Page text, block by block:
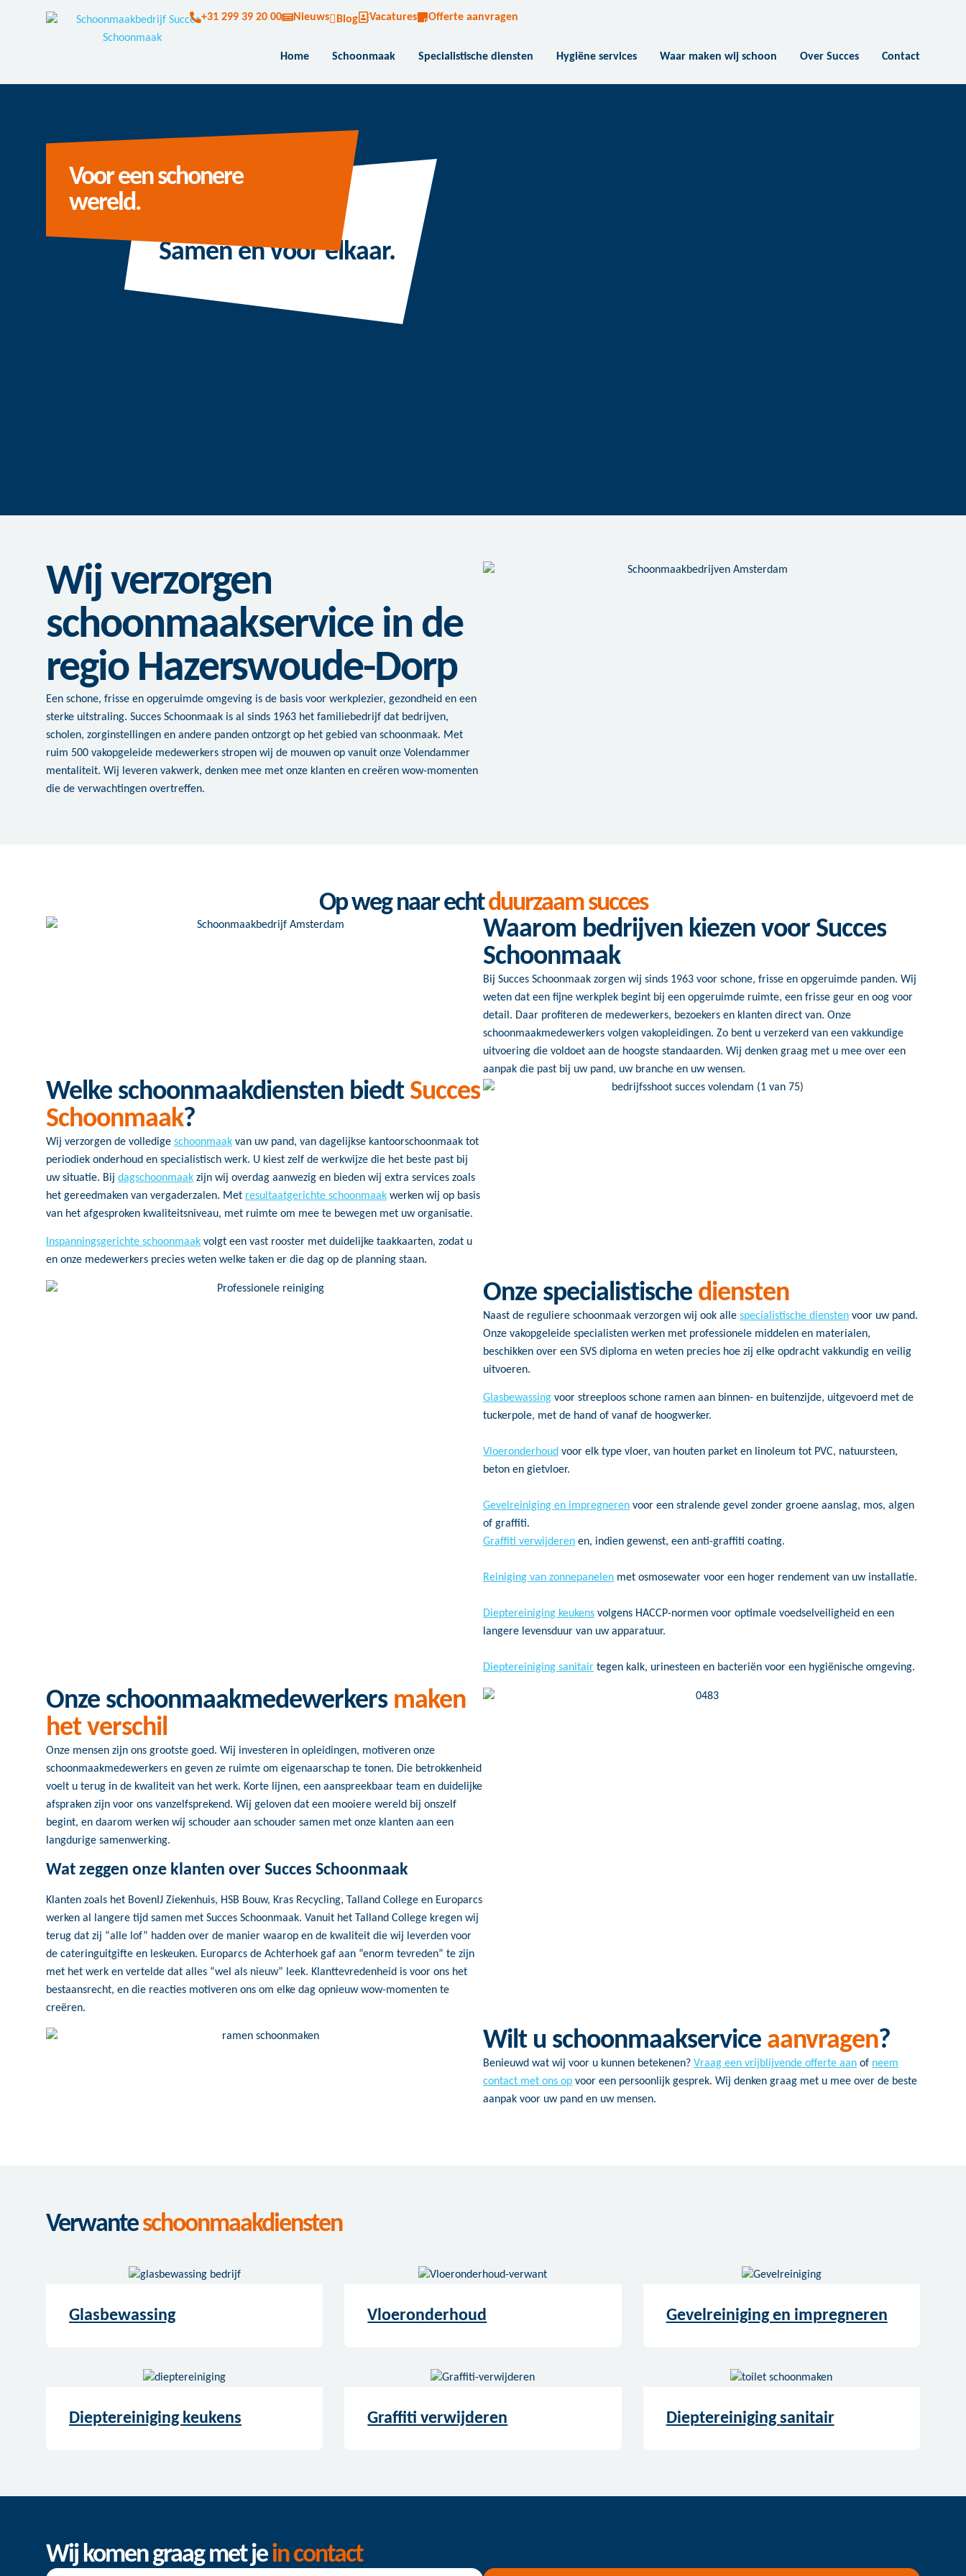
+31 299 39 20 00 Nieuws Blog Vacatures Offerte aanvragen
Home Schoonmaak Specialistische diensten Hygiëne services Waar maken wij schoon Over Succes Contact
Voor een schonere
wereld.
Samen en voor elkaar.
Wij verzorgen
schoonmaakservice in de
regio Hazerswoude-Dorp
Een schone, frisse en opgeruimde omgeving is de basis voor werkplezier, gezondheid en een
sterke uitstraling. Succes Schoonmaak is al sinds 1963 het familiebedrijf dat bedrijven,
scholen, zorginstellingen en andere panden ontzorgt op het gebied van schoonmaak. Met
ruim 500 vakopgeleide medewerkers stropen wij de mouwen op vanuit onze Volendammer
mentaliteit. Wij leveren vakwerk, denken mee met onze klanten en creëren wow-momenten
die de verwachtingen overtreffen.
Op weg naar echtduurzaam succes
Waarom bedrijven kiezen voor Succes
Schoonmaak
Bij Succes Schoonmaak zorgen wij sinds 1963 voor schone, frisse en opgeruimde panden. Wij
weten dat een fijne werkplek begint bij een opgeruimde ruimte, een frisse geur en oog voor
detail. Daar profiteren de medewerkers, bezoekers en klanten direct van. Onze
schoonmaakmedewerkers volgen vakopleidingen. Zo bent u verzekerd van een vakkundige
uitvoering die voldoet aan de hoogste standaarden. Wij denken graag met u mee over een
aanpak die past bij uw pand, uw branche en uw wensen.
Welke schoonmaakdiensten biedt Succes
Schoonmaak?
Wij verzorgen de volledige schoonmaak van uw pand, van dagelijkse kantoorschoonmaak tot
periodiek onderhoud en specialistisch werk. U kiest zelf de werkwijze die het beste past bij
uw situatie. Bij dagschoonmaak zijn wij overdag aanwezig en bieden wij extra services zoals
het gereedmaken van vergaderzalen. Met resultaatgerichte schoonmaak werken wij op basis
van het afgesproken kwaliteitsniveau, met ruimte om mee te bewegen met uw organisatie.
Inspanningsgerichte schoonmaak volgt een vast rooster met duidelijke taakkaarten, zodat u
en onze medewerkers precies weten welke taken er die dag op de planning staan.
Onze specialistische diensten
Naast de reguliere schoonmaak verzorgen wij ook alle specialistische diensten voor uw pand.
Onze vakopgeleide specialisten werken met professionele middelen en materialen,
beschikken over een SVS diploma en weten precies hoe zij elke opdracht vakkundig en veilig
uitvoeren.
Glasbewassing voor streeploos schone ramen aan binnen- en buitenzijde, uitgevoerd met de
tuckerpole, met de hand of vanaf de hoogwerker.
Vloeronderhoud voor elk type vloer, van houten parket en linoleum tot PVC, natuursteen,
beton en gietvloer.
Gevelreiniging en impregneren voor een stralende gevel zonder groene aanslag, mos, algen
of graffiti.
Graffiti verwijderen en, indien gewenst, een anti-graffiti coating.
Reiniging van zonnepanelen met osmosewater voor een hoger rendement van uw installatie.
Dieptereiniging keukens volgens HACCP-normen voor optimale voedselveiligheid en een
langere levensduur van uw apparatuur.
Dieptereiniging sanitair tegen kalk, urinesteen en bacteriën voor een hygiënische omgeving.
Onze schoonmaakmedewerkers maken
het verschil
Onze mensen zijn ons grootste goed. Wij investeren in opleidingen, motiveren onze
schoonmaakmedewerkers en geven ze ruimte om eigenaarschap te tonen. Die betrokkenheid
voelt u terug in de kwaliteit van het werk. Korte lijnen, een aanspreekbaar team en duidelijke
afspraken zijn voor ons vanzelfsprekend. Wij geloven dat een mooiere wereld bij onszelf
begint, en daarom werken wij schouder aan schouder samen met onze klanten aan een
langdurige samenwerking.
Wat zeggen onze klanten over Succes Schoonmaak
Klanten zoals het BovenIJ Ziekenhuis, HSB Bouw, Kras Recycling, Talland College en Europarcs
werken al langere tijd samen met Succes Schoonmaak. Vanuit het Talland College kregen wij
terug dat zij “alle lof” hadden over de manier waarop en de kwaliteit die wij leverden voor
de cateringuitgifte en leskeuken. Europarcs de Achterhoek gaf aan “enorm tevreden” te zijn
met het werk en vertelde dat alles “wel als nieuw” leek. Klanttevredenheid is voor ons het
bestaansrecht, en die reacties motiveren ons om elke dag opnieuw wow-momenten te
creëren.
Wilt u schoonmaakservice aanvragen?
Benieuwd wat wij voor u kunnen betekenen? Vraag een vrijblijvende offerte aan of neem
contact met ons op voor een persoonlijk gesprek. Wij denken graag met u mee over de beste
aanpak voor uw pand en uw mensen.
Verwanteschoonmaakdiensten
Glasbewassing Vloeronderhoud Gevelreiniging en impregneren
Dieptereiniging keukens Graffiti verwijderen Dieptereiniging sanitair
Wij komen graag met jein contact